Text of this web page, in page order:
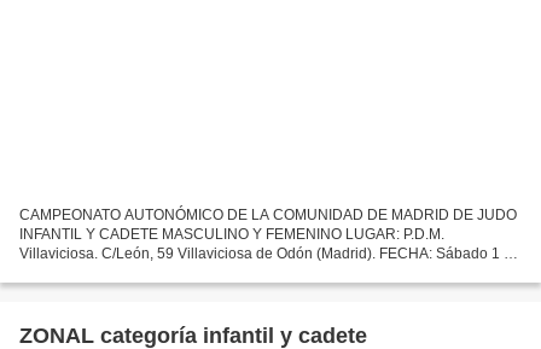
CAMPEONATO AUTONÓMICO DE LA COMUNIDAD DE MADRID DE JUDO
INFANTIL Y CADETE MASCULINO Y FEMENINO LUGAR: P.D.M.
Villaviciosa. C/León, 59 Villaviciosa de Odón (Madrid). FECHA: Sábado 1 de
masculino...
ZONAL categoría infantil y cadete